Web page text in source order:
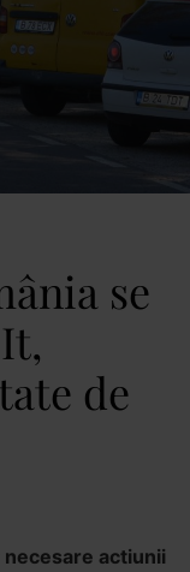
se
de
actiunii